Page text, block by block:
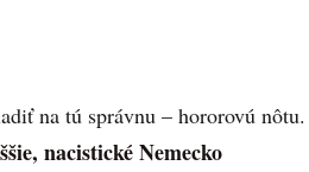
na tú správnu – hororovú nôtu.
nacistické Nemecko